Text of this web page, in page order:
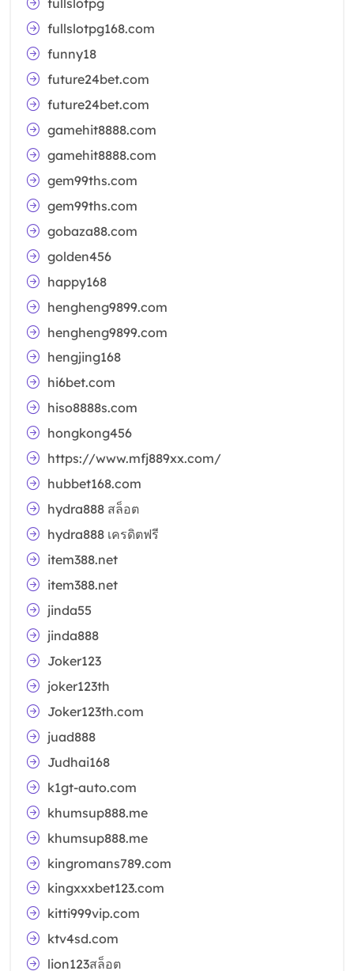
fullslotpg
fullslotpg168.com
funny18
future24bet.com
future24bet.com
gamehit8888.com
gamehit8888.com
gem99ths.com
gem99ths.com
gobaza88.com
golden456
happy168
hengheng9899.com
hengheng9899.com
hengjing168
hi6bet.com
hiso8888s.com
hongkong456
https://www.mfj889xx.com/
hubbet168.com
hydra888 สล็อต
hydra888 เครดิตฟรี
item388.net
item388.net
jinda55
jinda888
Joker123
joker123th
Joker123th.com
juad888
Judhai168
k1gt-auto.com
khumsup888.me
khumsup888.me
kingromans789.com
kingxxxbet123.com
kitti999vip.com
ktv4sd.com
lion123สล็อต